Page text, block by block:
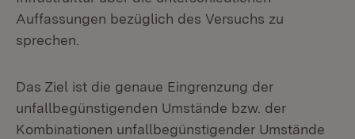
Auffassungen bezüglich des Versuchs zu
sprechen.
Das Ziel ist die genaue Eingrenzung der
unfallbegünstigenden Umstände bzw. der
Kombinationen unfallbegünstigender Umstände